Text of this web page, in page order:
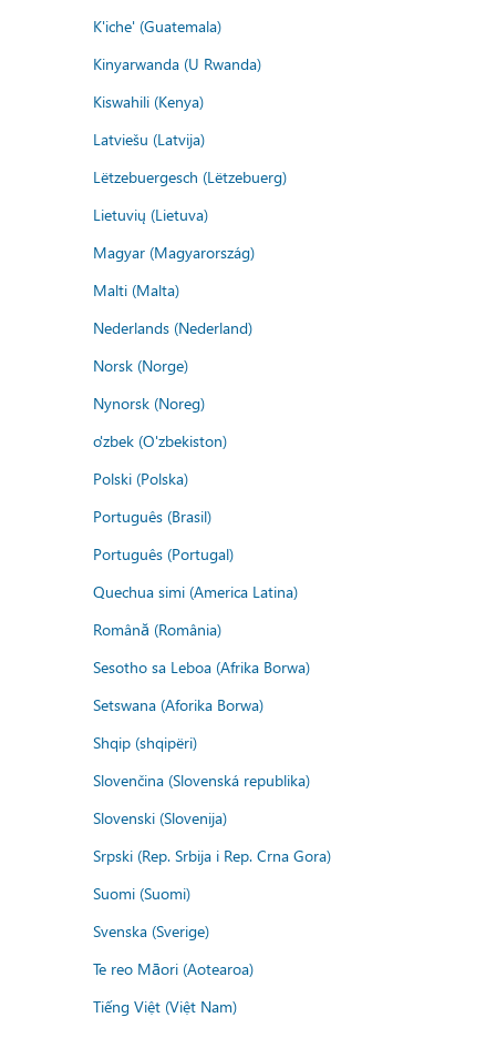
K'iche' (Guatemala)
Kinyarwanda (U Rwanda)
Kiswahili (Kenya)
Latviešu (Latvija)
Lëtzebuergesch (Lëtzebuerg)
Lietuvių (Lietuva)
Magyar (Magyarország)
Malti (Malta)
Nederlands (Nederland)
Norsk (Norge)
Nynorsk (Noreg)
o'zbek (O'zbekiston)
Polski (Polska)
Português (Brasil)
Português (Portugal)
Quechua simi (America Latina)
Română (România)
Sesotho sa Leboa (Afrika Borwa)
Setswana (Aforika Borwa)
Shqip (shqipëri)
Slovenčina (Slovenská republika)
Slovenski (Slovenija)
Srpski (Rep. Srbija i Rep. Crna Gora)
Suomi (Suomi)
Svenska (Sverige)
Te reo Māori (Aotearoa)
Tiếng Việt (Việt Nam)